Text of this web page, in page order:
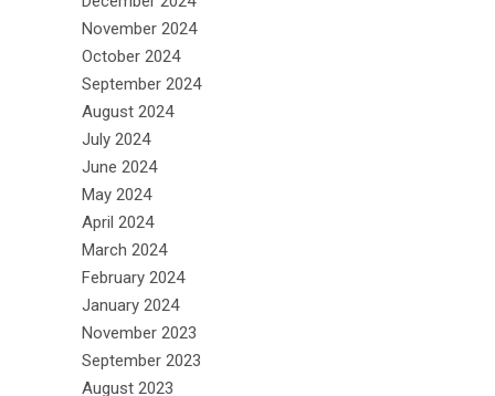
November 2024
October 2024
September 2024
August 2024
July 2024
June 2024
May 2024
April 2024
March 2024
February 2024
January 2024
November 2023
September 2023
August 2023